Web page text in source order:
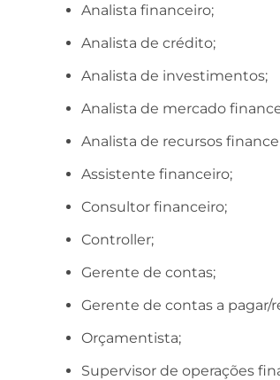
Analista financeiro;
Analista de crédito;
Analista de investimentos;
Analista de mercado
Analista de recursos
Assistente financeiro;
Consultor financeiro;
Controller;
Gerente de contas;
Gerente de contas a pagar/
Orçamentista;
Supervisor de operações